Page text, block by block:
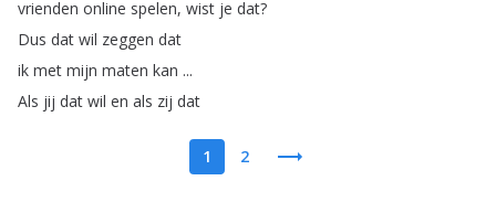
vrienden online spelen, wist je dat?
Dus dat wil zeggen dat
ik met mijn maten kan ...
Als jij dat wil en als zij dat
1 2